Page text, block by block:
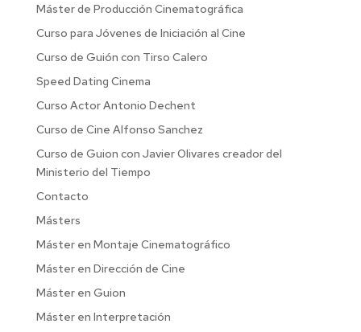
Máster de Producción Cinematográfica
Curso para Jóvenes de Iniciación al Cine
Curso de Guión con Tirso Calero
Speed Dating Cinema
Curso Actor Antonio Dechent
Curso de Cine Alfonso Sanchez
Curso de Guion con Javier Olivares creador del
Ministerio del Tiempo
Contacto
Másters
Máster en Montaje Cinematográfico
Máster en Dirección de Cine
Máster en Guion
Máster en Interpretación